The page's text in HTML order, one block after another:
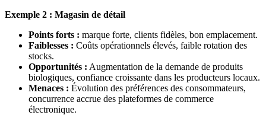
Exemple 2 : Magasin de détail
Points forts : marque forte, clients fidèles, bon emplacement.
Faiblesses : Coûts opérationnels élevés, faible rotation des
stocks.
Opportunités : Augmentation de la demande de produits
biologiques, confiance croissante dans les producteurs locaux.
Menaces : Évolution des préférences des consommateurs,
concurrence accrue des plateformes de commerce
électronique.